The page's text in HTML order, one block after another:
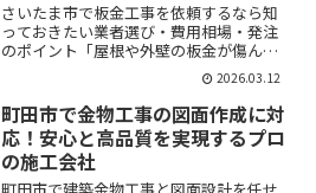
さいたま市で板金工事を依頼するなら知
っておきたい業者選び・費用相場・発注
のポイント「屋根や外壁の板金が傷んで
きたけど、どこに頼めばいいの？」「見
積もり金額が妥当かわからず不安」「信
頼できるさいたま市の板金工事業者を知
りたい」。そんなお悩みを...
2026.03.12
町田市で金物工事の図面作成に対
応！安心と高品質を実現するプロ
の施工会社